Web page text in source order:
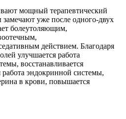
мощный терапевтический
уже после одного-двух
болеутоляющим,
действием. Благодаря
улучшается работа
восстанавливается
эндокринной системы,
в крови, повышается